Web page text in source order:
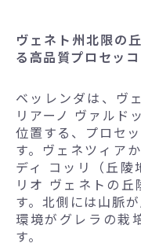
ヴェネト州北限の
る高品質プロセッコ
ベッレンダは、ヴ
リアーノ ヴァルド
位置する、プロセ
す。ヴェネツィア
ディ コッリ（丘陵
リオ ヴェネトの丘
す。北側には山脈
環境がグレラの栽
す。